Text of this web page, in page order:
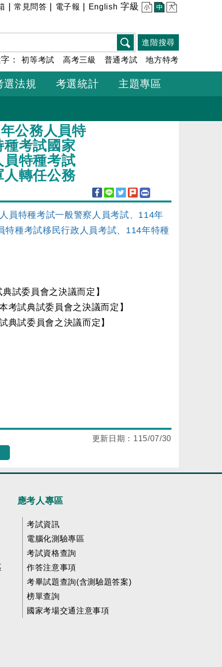
常見問答 電子報 English 字級 小 中 大
進階搜尋
字：初等考試 高考三級 普通考試 地方特考
選法規 考選統計 主題專區
公務人員特
考試國家
特種考試
轉任公務
員特種考試一般警察人員考試、114年
種考試移民行政人員考試、114年特種
試委員會之決議而定】
試典試委員會之決議而定】
試委員會之決議而定】
更新日期： 115/07/30
應考人專區
考試資訊
電腦化測驗專區
考試資格查詢
作答注意事項
考畢試題查詢(含測驗題答案)
榜單查詢
國家考場交通注意事項